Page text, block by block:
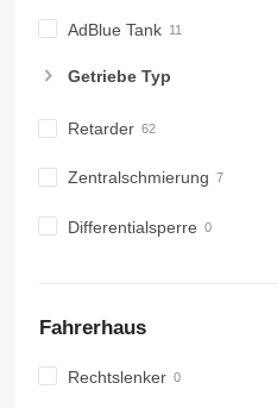
AdBlue Tank
Getriebe Typ
Retarder
Zentralschmierung
Differentialsperre
Fahrerhaus
Rechtslenker